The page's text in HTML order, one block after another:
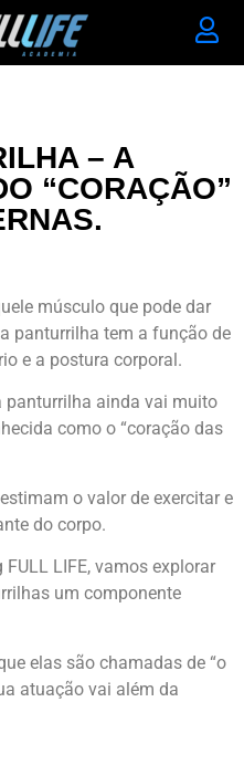
– A
“CORAÇÃO”
músculo que pode dar
panturrilha tem a função de
e a postura corporal.
panturrilha ainda vai muito
como o “coração das
o valor de exercitar e
do corpo.
LIFE, vamos explorar
um componente
elas são chamadas de “o
atuação vai além da